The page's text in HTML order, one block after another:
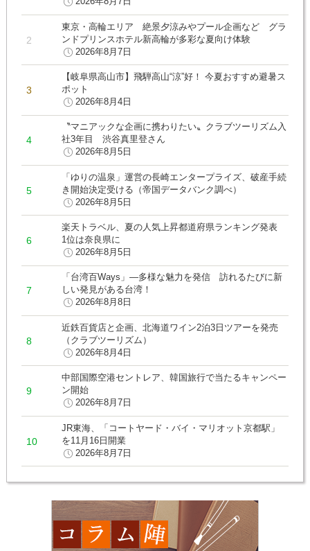
東京・高輪エリア 絶景夕涼みやプール企画など グラ
ンドプリンスホテル新高輪が多彩な夏向け体験
2026年8月7日
【岐阜県高山市】飛騨高山“涼”好！ 今夏おすすめ避暑ス
ポット
2026年8月4日
〝マニアックな企画に携わりたい〟クラブツーリズム入
社3年目 渋谷真里登さん
2026年8月5日
「ゆりの温泉」運営の長崎エンタープライズ、破産手続
き開始決定受ける（帝国データバンク調べ）
2026年8月5日
楽天トラベル、夏の人気上昇都道府県ランキング発表
1位は奈良県に
2026年8月5日
「台湾百Ways」―多様な魅力を発信 訪れるたびに新
しい発見がある台湾！
2026年8月8日
近鉄百貨店と企画、北海道ワイン2泊3日ツアーを発売
（クラブツーリズム）
2026年8月4日
中部国際空港セントレア、韓国旅行で当たるキャンペー
ン開始
2026年8月7日
JR東海、「コートヤード・バイ・マリオット京都駅」
を11月16日開業
2026年8月7日